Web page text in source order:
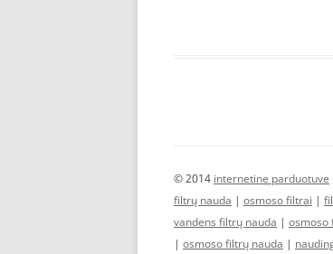
© 2014 internetine parduotuve
filtrų nauda | osmoso filtrai |
vandens filtrų nauda | osmoso
| osmoso filtrų nauda |